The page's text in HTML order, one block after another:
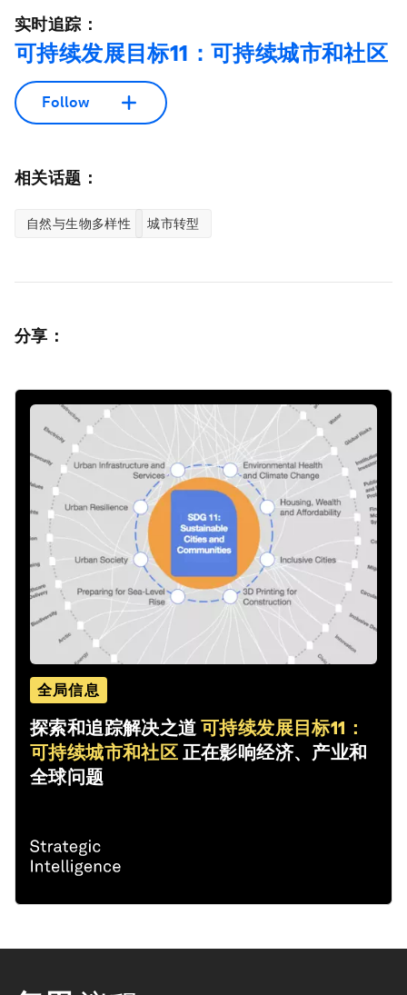
实时追踪：
可持续发展目标11：可持续城市和社区
Follow
相关话题：
自然与生物多样性 城市转型
分享：
全局信息
探索和追踪解决之道可持续发展目标11：
可持续城市和社区 正在影响经济、产业和
全球问题